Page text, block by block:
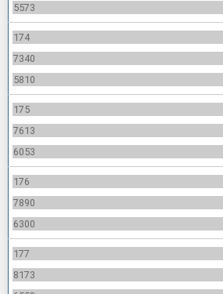
5573
174
7340
5810
175
7613
6053
176
7890
6300
177
8173